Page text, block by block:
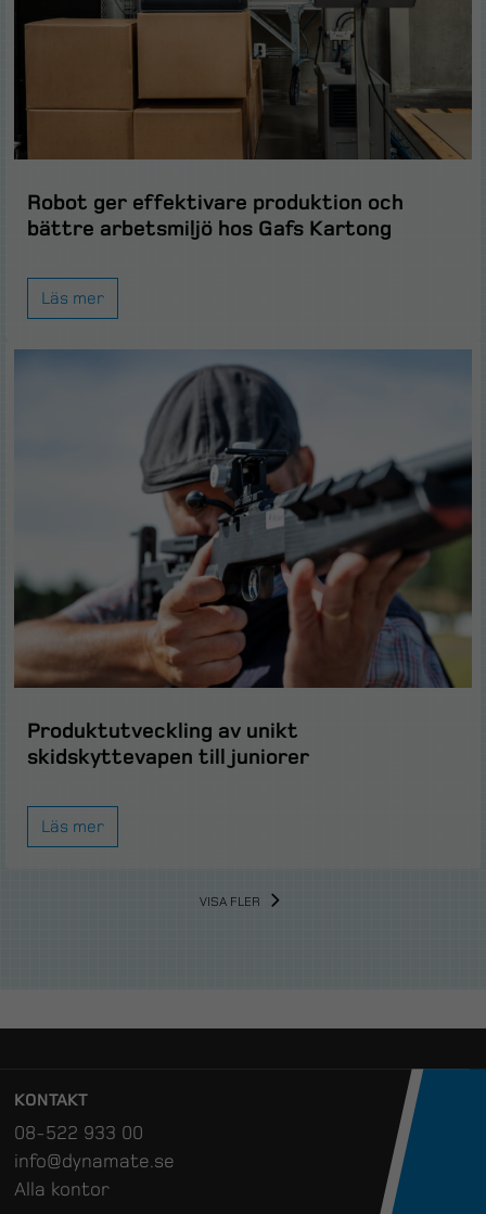
Robot ger effektivare produktion och
bättre arbetsmiljö hos Gafs Kartong
Läs mer
Produktutveckling av unikt
skidskyttevapen till juniorer
Läs mer
VISA FLER
KONTAKT
08-522 933 00
info@dynamate.se
Alla kontor